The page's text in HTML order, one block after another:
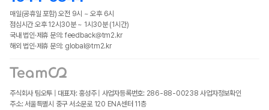
매일(공휴일 포함) 오전 9시 ~ 오후 6시
점심시간 오후 12시30분 ~ 1시30분 (1시간)
국내 법인·제휴 문의: feedback@tm2.kr
해외 법인·제휴 문의: global@tm2.kr
주식회사 팀오투 | 대표자: 홍성주 | 사업자등록번호: 286-88-00238 사업자정보확인
주소: 서울특별시 중구 서소문로 120 ENA센터 11층